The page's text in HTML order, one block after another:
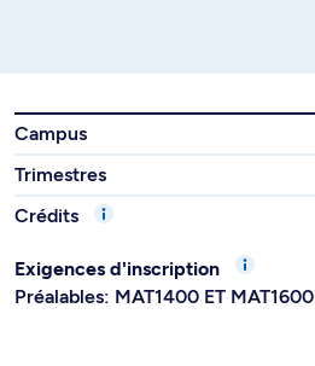
Campus
Trimestres
Crédits
Exigences d'inscription
Préalables: MAT1400 ET MAT1600